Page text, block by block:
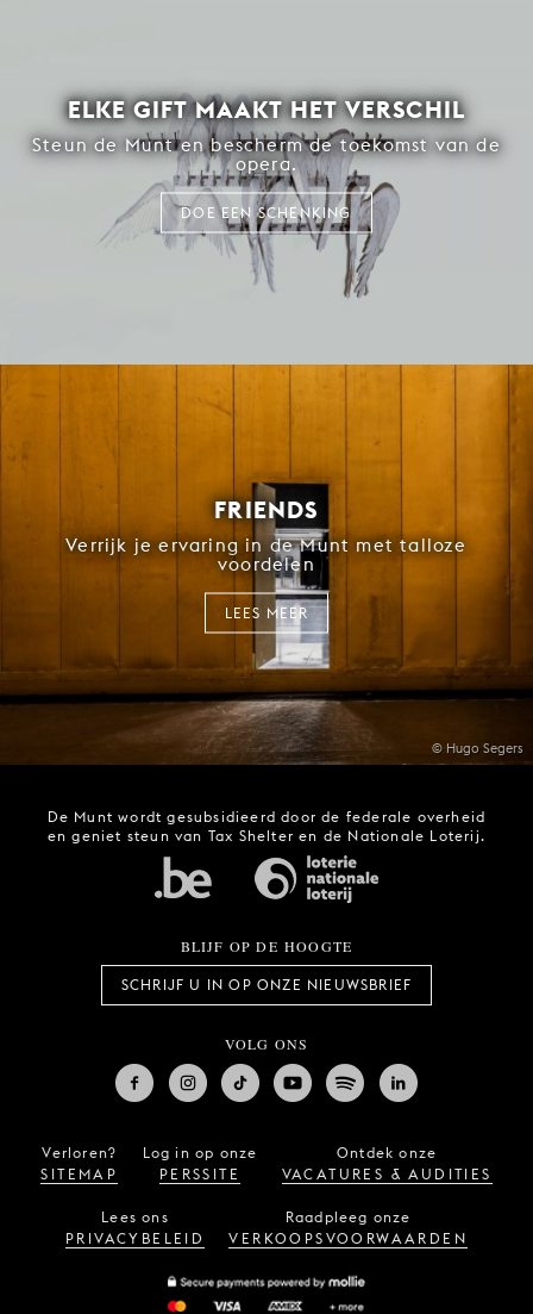
ELKE GIFT MAAKT HET VERSCHIL
Steun de Munt en bescherm de toekomst van de
opera.
DOE EEN SCHENKING
© Hugo Segers
FRIENDS
Verrijk je ervaring in de Munt met talloze
voordelen
LEES MEER
De Munt wordt gesubsidieerd door de federale overheid
en geniet steun van Tax Shelter en de Nationale Loterij.
BLIJF OP DE HOOGTE
SCHRIJF U IN OP ONZE NIEUWSBRIEF
VOLG ONS
Verloren?
SITEMAP
Log in op onze
PERSSITE
Ontdek onze
VACATURES & AUDITIES
Lees ons
PRIVACYBELEID
Raadpleeg onze
VERKOOPSVOORWAARDEN